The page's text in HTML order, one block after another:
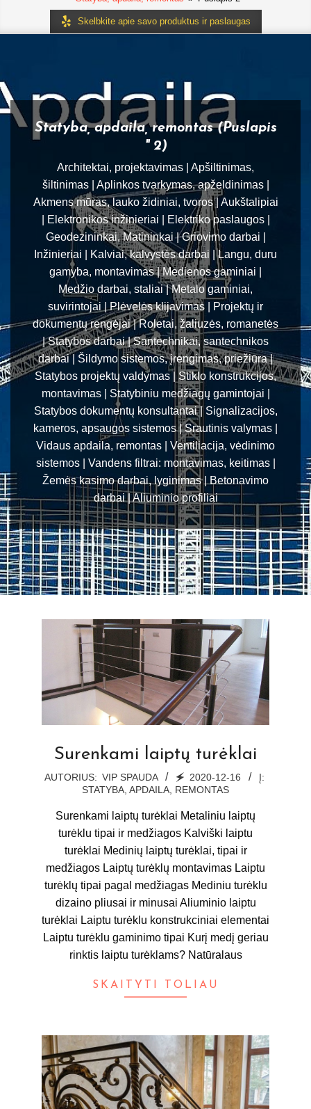
Skelbkite apie savo produktus ir paslaugas
Statyba, apdaila, remontas(Puslapis
" 2)
Architektai, projektavimas | Apšiltinimas,
šiltinimas | Aplinkos tvarkymas, apželdinimas |
Akmens mūras, lauko židiniai, tvoros | Aukštalipiai
| Elektronikos inžinieriai | Elektriko paslaugos |
Geodezininkai, Matininkai | Griovimo darbai |
Inžinieriai | Kalviai, kalvystės darbai | Langu, duru
gamyba, montavimas | Medienos gaminiai |
Medžio darbai, staliai | Metalo gaminiai,
suvirintojai | Plėvelės klijavimas | Projektų ir
dokumentų rengėjai | Roletai, žaliuzės, romanetės
| Statybos darbai | Santechnikai, santechnikos
darbai | Šildymo sistemos, įrengimas, priežiūra |
Statybos projektų valdymas | Stiklo konstrukcijos,
montavimas | Statybiniu medžiagų gamintojai |
Statybos dokumentų konsultantai | Signalizacijos,
kameros, apsaugos sistemos | Srautinis valymas |
Vidaus apdaila, remontas | Ventiliacija, vėdinimo
sistemos | Vandens filtrai: montavimas, keitimas |
Žemės kasimo darbai, lyginimas | Betonavimo
darbai | Aliuminio profiliai
Surenkami laiptų turėklai
2020-
AUTORIUS: VIP SPAUDA 🗲 2020-12-16
Į:
STATYBA, APDAILA, REMONTAS
Surenkami laiptų turėklai Metaliniu laiptų
turėklu tipai ir medžiagos Kalviški laiptu
turėklai Medinių laiptų turėklai, tipai ir
medžiagos Laiptų turėklų montavimas Laiptu
turėklų tipai pagal medžiagas Mediniu turėklu
dizaino pliusai ir minusai Aliuminio laiptu
turėklai Laiptu turėklu konstrukciniai elementai
Laiptu turėklu gaminimo tipai Kurį medį geriau
rinktis laiptu turėklams? Natūralaus
SKAITYTI TOLIAU